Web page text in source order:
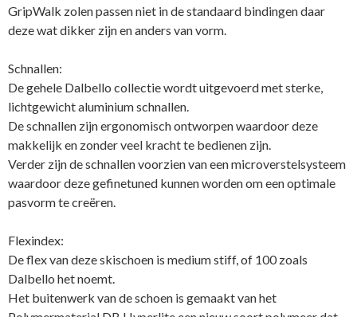
GripWalk zolen passen niet in de standaard bindingen daar
deze wat dikker zijn en anders van vorm.
Schnallen:
De gehele Dalbello collectie wordt uitgevoerd met sterke,
lichtgewicht aluminium schnallen.
De schnallen zijn ergonomisch ontworpen waardoor deze
makkelijk en zonder veel kracht te bedienen zijn.
Verder zijn de schnallen voorzien van een microverstelsysteem
waardoor deze gefinetuned kunnen worden om een optimale
pasvorm te creëren.
Flexindex:
De flex van deze skischoen is medium stiff, of 100 zoals
Dalbello het noemt.
Het buitenwerk van de schoen is gemaakt van het